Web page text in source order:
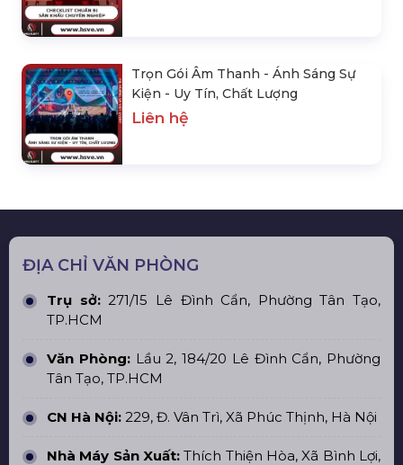
Trọn Gói Âm Thanh - Ánh Sáng Sự
Kiện - Uy Tín, Chất Lượng
Liên hệ
ĐỊA CHỈ VĂN PHÒNG
Trụ sở:271/15 Lê Đình Cẩn, Phường Tân Tạo,
TP.HCM
Văn Phòng:Lầu 2, 184/20 Lê Đình Cẩn, Phường
Tân Tạo, TP.HCM
CN Hà Nội: 229, Đ. Vân Trì, Xã Phúc Thịnh, Hà Nội
Nhà Máy Sản Xuất: Thích Thiện Hòa, Xã Bình Lợi,